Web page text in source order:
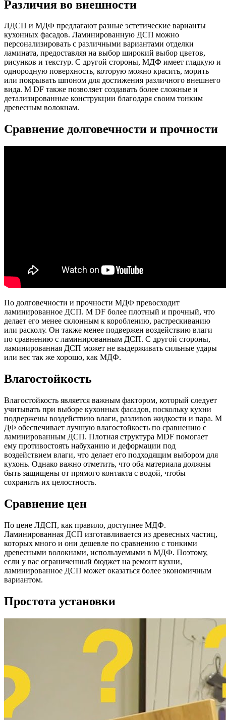
Различия во внешности
ЛДСП и МДФ предлагают разные эстетические варианты
кухонных фасадов. Ламинированную ДСП можно
персонализировать с различными вариантами отделки
ламината, предоставляя на выбор широкий выбор цветов,
рисунков и текстур. С другой стороны, МДФ имеет гладкую и
однородную поверхность, которую можно красить, морить
или покрывать шпоном для достижения различного внешнего
вида. M DF также позволяет создавать более сложные и
детализированные конструкции благодаря своим тонким
древесным волокнам.
Сравнение долговечности и прочности
По долговечности и прочности МДФ превосходит
ламинированное ДСП. M DF более плотный и прочный, что
делает его менее склонным к короблению, растрескиванию
или расколу. Он также менее подвержен воздействию влаги
по сравнению с ламинированным ДСП. С другой стороны,
ламинированная ДСП может не выдерживать сильные удары
или вес так же хорошо, как МДФ.
Влагостойкость
Влагостойкость является важным фактором, который следует
учитывать при выборе кухонных фасадов, поскольку кухни
подвержены воздействию влаги, разливов жидкости и пара. М
ДФ обеспечивает лучшую влагостойкость по сравнению с
ламинированным ДСП. Плотная структура MDF помогает
ему противостоять набуханию и деформации под
воздействием влаги, что делает его подходящим выбором для
кухонь. Однако важно отметить, что оба материала должны
быть защищены от прямого контакта с водой, чтобы
сохранить их целостность.
Сравнение цен
По цене ЛДСП, как правило, доступнее МДФ.
Ламинированная ДСП изготавливается из древесных частиц,
которых много и они дешевле по сравнению с тонкими
древесными волокнами, используемыми в МДФ. Поэтому,
если у вас ограниченный бюджет на ремонт кухни,
ламинированное ДСП может оказаться более экономичным
вариантом.
Простота установки